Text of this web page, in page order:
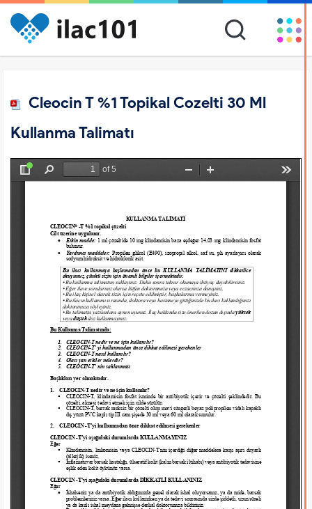
Cleocin T %1 Topikal Cozelti 30 Ml
Kullanma Talimatı